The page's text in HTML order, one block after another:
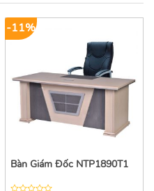
-11%
Bàn Giám Đốc NTP1890T1